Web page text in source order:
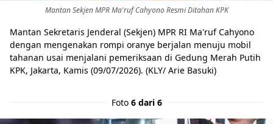
Mantan Sekjen MPR Ma'ruf Cahyono Resmi Ditahan KPK
Mantan Sekretaris Jenderal (Sekjen) MPR RI Ma'ruf Cahyono
dengan mengenakan rompi oranye berjalan menuju mobil
tahanan usai menjalani pemeriksaan di Gedung Merah Putih
KPK, Jakarta, Kamis (09/07/2026). (KLY/ Arie Basuki)
Foto 6 dari 6